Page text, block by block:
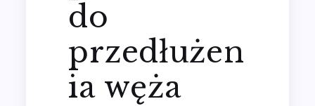
do
przedłużen
ia węża